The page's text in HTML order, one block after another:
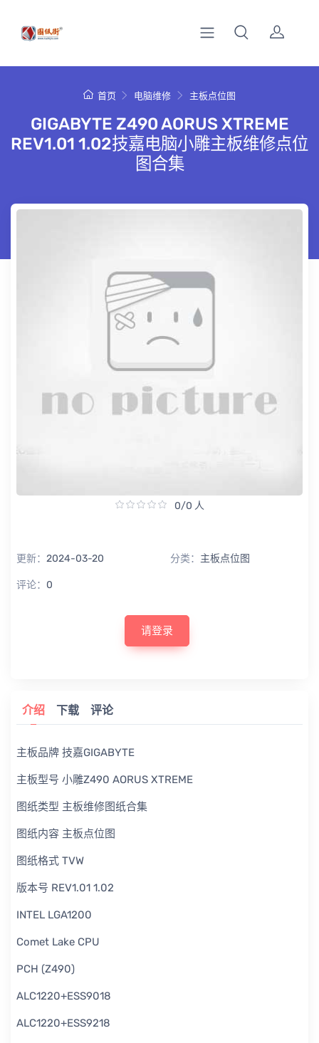
首页 电脑维修 主板点位图
GIGABYTE Z490 AORUS XTREME
REV1.01 1.02技嘉电脑小雕主板维修点位
图合集
0/0 人
更新： 2024-03-20 分类： 主板点位图
评论： 0
请登录
介绍 下载 评论
主板品牌 技嘉GIGABYTE
主板型号 小雕Z490 AORUS XTREME
图纸类型 主板维修图纸合集
图纸内容 主板点位图
图纸格式 TVW
版本号 REV1.01 1.02
INTEL LGA1200
Comet Lake CPU
PCH (Z490)
ALC1220+ESS9018
ALC1220+ESS9218